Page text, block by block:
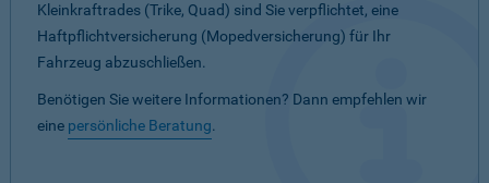
Kleinkraftrades (Trike, Quad) sind Sie verpflichtet, eine
Haftpflichtversicherung (Mopedversicherung) für Ihr
Fahrzeug abzuschließen.
Benötigen Sie weitere Informationen? Dann empfehlen wir
eine persönliche Beratung.